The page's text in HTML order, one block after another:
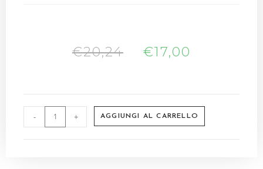
€20,24 €17,00
- + AGGIUNGI AL CARRELLO